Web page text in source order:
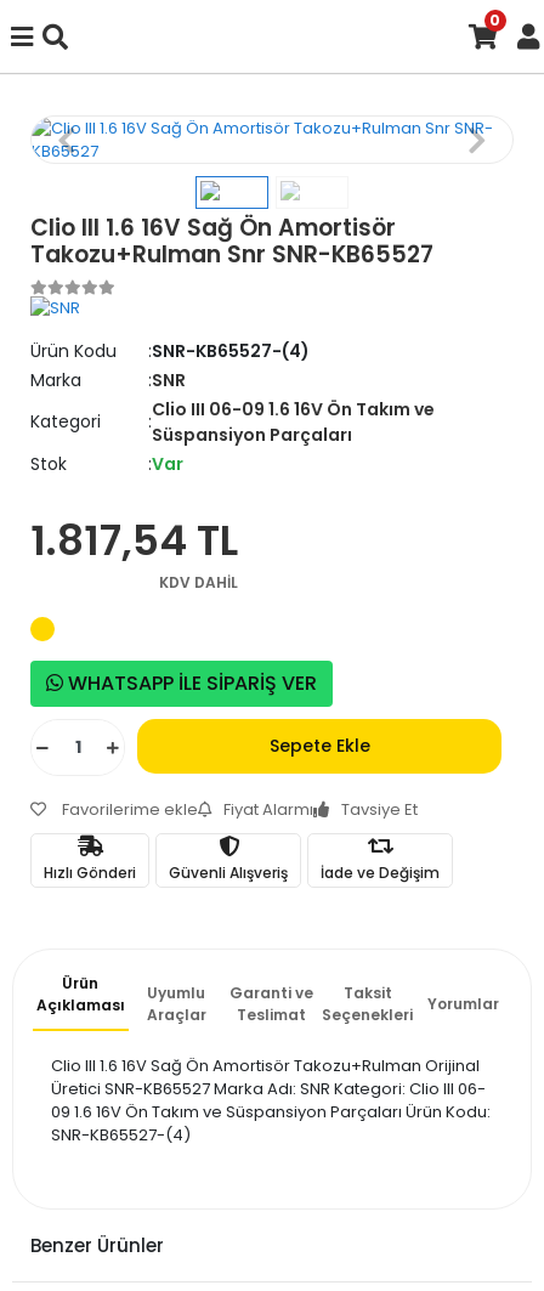
0
Clio III 1.6 16V Sağ Ön Amortisör
Takozu+Rulman Snr SNR-KB65527
Ürün Kodu
SNR-KB65527-(4)
Marka
SNR
Kategori
Clio III 06-09 1.6 16V Ön Takım ve
Süspansiyon Parçaları
Stok
Var
1.817,54 TL
KDV DAHİL
WHATSAPP İLE SİPARİŞ VER
Sepete Ekle
Favorilerime ekle Fiyat Alarmı Tavsiye Et
Hızlı Gönderi Güvenli Alışveriş İade ve Değişim
Ürün
Açıklaması
Uyumlu
Araçlar
Garanti ve
Teslimat
Taksit
Seçenekleri
Yorumlar
Clio III 1.6 16V Sağ Ön Amortisör Takozu+Rulman Orijinal
Üretici SNR-KB65527 Marka Adı: SNR Kategori: Clio III 06-
09 1.6 16V Ön Takım ve Süspansiyon Parçaları Ürün Kodu:
SNR-KB65527-(4)
Benzer Ürünler